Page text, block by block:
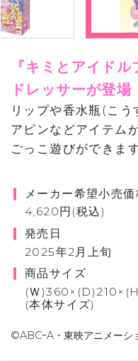
『キミとアイド
ドレッサーが登場
リップや香水瓶(こ
アピンなどアイテム
ごっこ遊びができます
メーカー希望小売価
4,620円(税込)
発売日
2025年2月上旬
商品サイズ
(Ｗ
(本体サイズ)
©ABCｰA・東映アニメーシ